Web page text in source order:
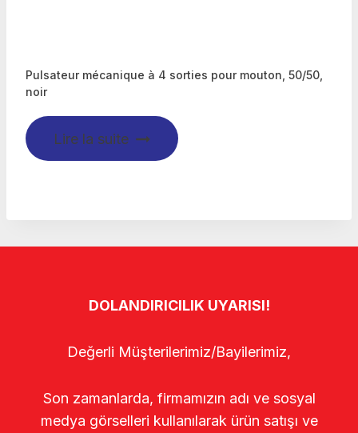
Pulsateur mécanique à 4 sorties pour mouton, 50/50,
noir
Lire la suite
DOLANDIRICILIK UYARISI!
Değerli Müşterilerimiz/Bayilerimiz,
Son zamanlarda, firmamızın adı ve sosyal
medya görselleri kullanılarak ürün satışı ve